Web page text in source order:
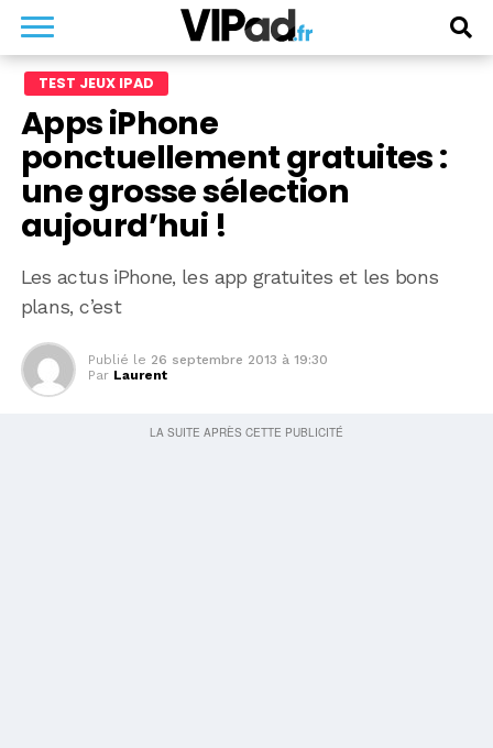
TEST JEUX IPAD
Apps iPhone
ponctuellement gratuites :
une grosse sélection
aujourd’hui !
Les actus iPhone, les app gratuites et les bons
plans, c’est
Publié le 26 septembre 2013 à 19:30
Par Laurent